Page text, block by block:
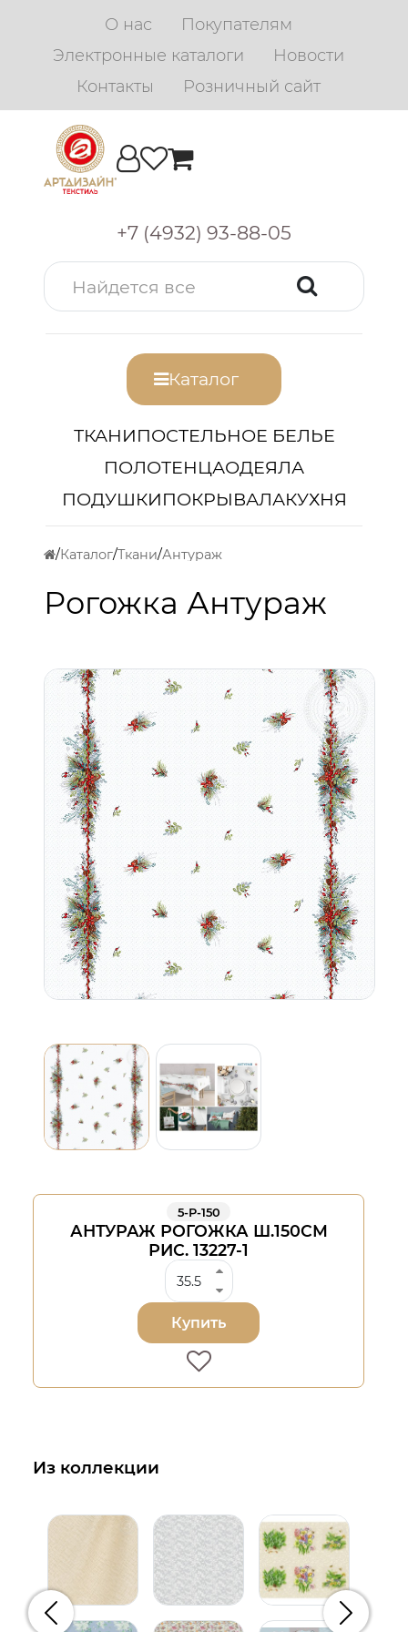
О нас
Покупателям
Электронные каталоги
Новости
Контакты
Розничный сайт
+7 (4932) 93-88-05
Каталог
ТКАНИПОСТЕЛЬНОЕ БЕЛЬЕ
ПОЛОТЕНЦАОДЕЯЛА
ПОДУШКИПОКРЫВАЛАКУХНЯ
Каталог Ткани Антураж
Рогожка Антураж
5-Р-150
АНТУРАЖ РОГОЖКА Ш.150СМ
РИС. 13227-1
Купить
Из коллекции
Предыдущий